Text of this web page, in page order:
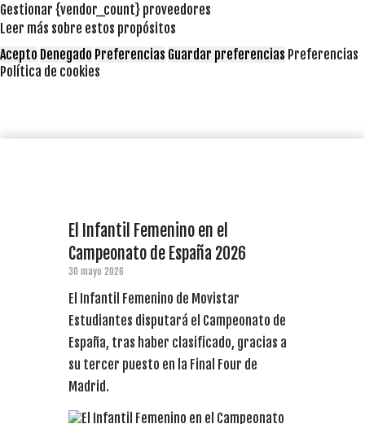
Gestionar {vendor_count} proveedores
Leer más sobre estos propósitos
Acepto Denegado Preferencias Guardar preferencias Preferencias
Política de cookies
El Infantil Femenino en el
Campeonato de España 2026
30 mayo 2026
El Infantil Femenino de Movistar
Estudiantes disputará el Campeonato de
España, tras haber clasificado, gracias a
su tercer puesto en la Final Four de
Madrid.